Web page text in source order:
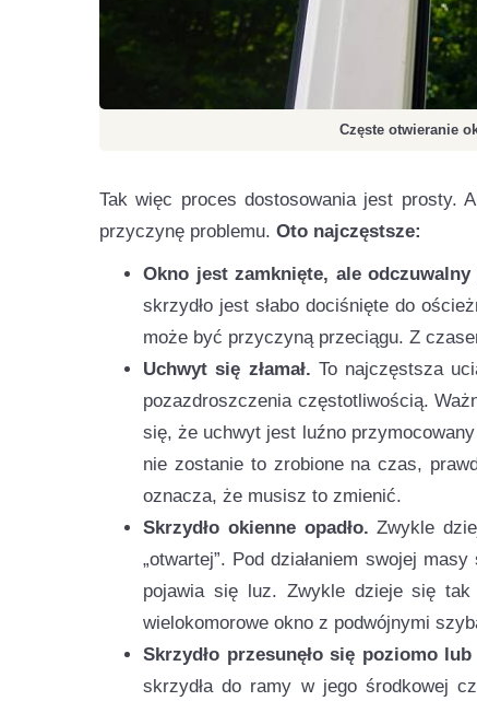
Częste otwieranie
Tak więc proces dostosowania jest prosty.
przyczynę problemu. Oto najczęstsze:
Okno jest zamknięte, ale
skrzydło jest słabo dociśnięte do
może być przyczyną przeciągu. Z
Uchwyt się złamał. To najczęstsza
pozazdroszczenia częstotliwością.
się, że uchwyt jest luźno
nie zostanie to zrobione na czas,
oznacza, że musisz to zmienić.
Skrzydło okienne opadło. Zwykle
„otwartej”. Pod działaniem swojej
pojawia się luz. Zwykle dzieje się
wielokomorowe okno z podwójnymi
Skrzydło przesunęło się poziomo
skrzydła do ramy w jego środkowej